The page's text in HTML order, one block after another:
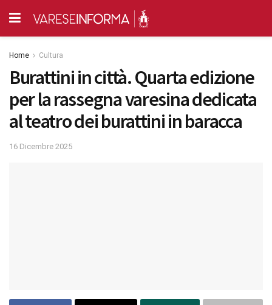
Home Cultura
Burattini in città. Quarta edizione
per la rassegna varesina dedicata
al teatro dei burattini in baracca
16 Dicembre 2025